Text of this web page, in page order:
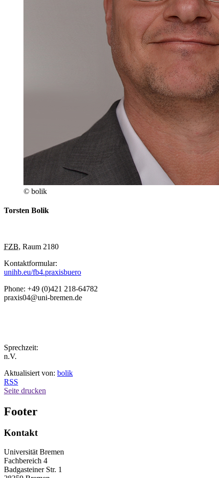
© bolik
Torsten Bolik
FZB, Raum 2180
Kontaktformular:
unihb.eu/fb4.praxisbuero
Phone: +49 (0)421 218-64782
praxis04@uni-bremen.de
Sprechzeit:
n.V.
Aktualisiert von: bolik
RSS
Seite drucken
Footer
Kontakt
Universität Bremen
Fachbereich 4
Badgasteiner Str. 1